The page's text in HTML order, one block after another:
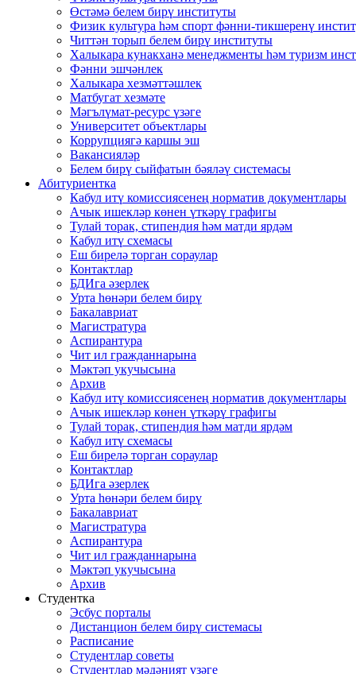
Өстәмә белем бирү институты
Физик культура һәм спорт фәнни-тикшеренү
Читтән торып белем бирү институты
Халыкара кунакханә менеджменты һәм туризм
Фәнни эшчәнлек
Халыкара хезмәттәшлек
Матбугат хезмәте
Мәгълүмат-ресурс үзәге
Университет объектлары
Коррупциягә каршы эш
Вакансияләр
Белем бирү сыйфатын бәяләү системасы
Абитуриентка
Кабул итү комиссиясенең норматив документлары
Ачык ишекләр көнен үткәрү графигы
Тулай торак, стипендия һәм матди ярдәм
Кабул итү схемасы
Еш бирелә торган сораулар
Контактлар
БДИга әзерлек
Урта һөнәри белем бирү
Бакалавриат
Магистратура
Аспирантура
Чит ил гражданнарына
Мәктәп укучысына
Архив
Кабул итү комиссиясенең норматив документлары
Ачык ишекләр көнен үткәрү графигы
Тулай торак, стипендия һәм матди ярдәм
Кабул итү схемасы
Еш бирелә торган сораулар
Контактлар
БДИга әзерлек
Урта һөнәри белем бирү
Бакалавриат
Магистратура
Аспирантура
Чит ил гражданнарына
Мәктәп укучысына
Архив
Студентка
Эсбус порталы
Дистанцион белем бирү системасы
Расписание
Студентлар советы
Студентлар мәдәният үзәге